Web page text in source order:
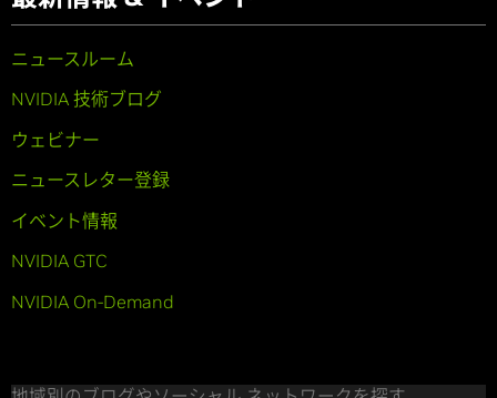
ニュースルーム
NVIDIA 技術ブログ
ウェビナー
ニュースレター登録
イベント情報
NVIDIA GTC
NVIDIA On-Demand